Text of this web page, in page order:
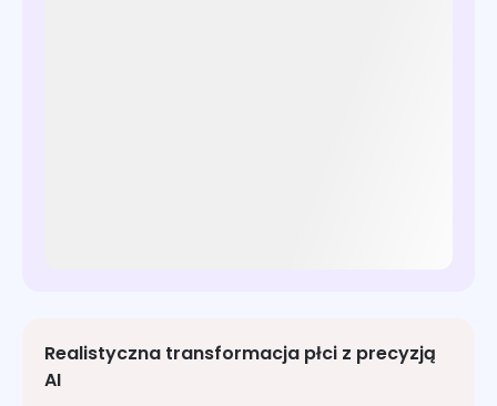
Realistyczna transformacja płci z precyzją
AI